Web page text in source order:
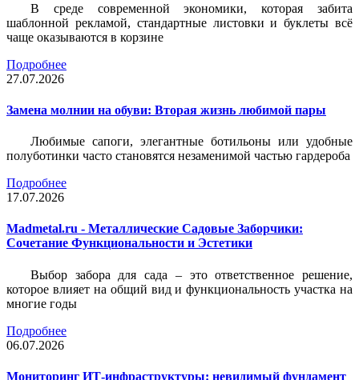
В среде современной экономики, которая забита
шаблонной рекламой, стандартные листовки и буклеты всё
чаще оказываются в корзине
Подробнее
27.07.2026
Замена молнии на обуви: Вторая жизнь любимой пары
Любимые сапоги, элегантные ботильоны или удобные
полуботинки часто становятся незаменимой частью гардероба
Подробнее
17.07.2026
Madmetal.ru - Металлические Садовые Заборчики:
Сочетание Функциональности и Эстетики
Выбор забора для сада – это ответственное решение,
которое влияет на общий вид и функциональность участка на
многие годы
Подробнее
06.07.2026
Мониторинг ИТ-инфраструктуры: невидимый фундамент